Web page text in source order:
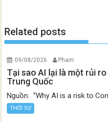
Related posts
09/08/2026 Pham
Tại sao AI lại là một rủi
Trung Quốc
Nguồn: “Why AI is a risk to
THỜI SỰ